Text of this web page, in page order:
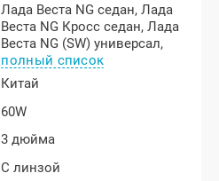
Лада Веста NG седан,Лада
Веста NG Кросс седан,Лада
Веста NG (SW) универсал,
полный список
Китай
60W
3 дюйма
С линзой